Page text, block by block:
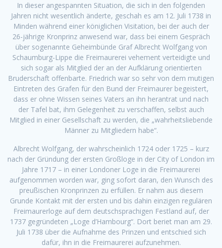
In dieser angespannten Situation, die sich in den folgenden
Jahren nicht wesentlich änderte, geschah es am 12. Juli 1738 in
Minden während einer königlichen Visitation, bei der auch der
26-jährige Kronprinz anwesend war, dass bei einem Gespräch
über sogenannte Geheimbünde Graf Albrecht Wolfgang von
Schaumburg-Lippe die Freimaurerei vehement verteidigte und
sich sogar als Mitglied der an der Aufklärung orientierten
Bruderschaft offenbarte. Friedrich war so sehr von dem mutigen
Eintreten des Grafen für den Bund der Freimaurer begeistert,
dass er ohne Wissen seines Vaters an ihn he­rantrat und nach
der Tafel bat, ihm Gelegenheit zu verschaffen, selbst auch
Mitglied in einer Gesellschaft zu werden, die „wahrheitsliebende
Männer zu Mitgliedern habe“.
Albrecht Wolfgang, der wahrscheinlich 1724 oder 1725 – kurz
nach der Gründung der ersten Großloge in der City of London im
Jahre 1717 – in einer Londoner Loge in die Freimaurerei
aufgenommen worden war, ging sofort daran, den Wunsch des
preußischen Kronprinzen zu erfüllen. Er nahm aus diesem
Grunde Kontakt mit der ersten und bis dahin einzigen regulären
Freimaurerloge auf dem deutschsprachigen Festland auf, der
1737 gegründeten „Loge d’Hambourg“. Dort beriet man am 29.
Juli 1738 über die Aufnahme des Prinzen und entschied sich
dafür, ihn in die Freimaurerei aufzunehmen.